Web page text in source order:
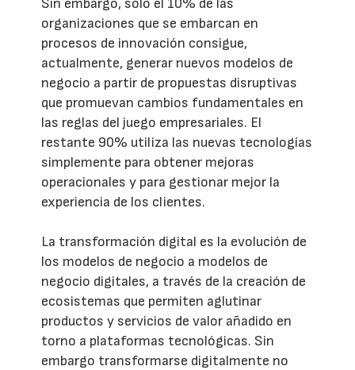
Sin embargo, sólo el 10% de las
organizaciones que se embarcan en
procesos de innovación consigue,
actualmente, generar nuevos modelos de
negocio a partir de propuestas disruptivas
que promuevan cambios fundamentales en
las reglas del juego empresariales. El
restante 90% utiliza las nuevas tecnologías
simplemente para obtener mejoras
operacionales y para gestionar mejor la
experiencia de los clientes.
La transformación digital es la evolución de
los modelos de negocio a modelos de
negocio digitales, a través de la creación de
ecosistemas que permiten aglutinar
productos y servicios de valor añadido en
torno a plataformas tecnológicas. Sin
embargo transformarse digitalmente no